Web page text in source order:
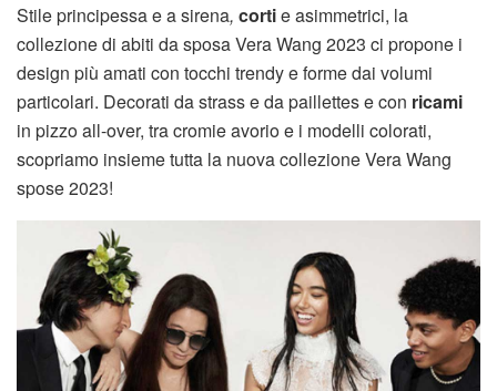
Stile principessa e a sirena, cortie asimmetrici, la
collezione di abiti da sposa Vera Wang 2023 ci propone i
design più amati con tocchi trendy e forme dai volumi
particolari. Decorati da strass e da paillettes e con ricami
in pizzo all-over, tra cromie avorio e i modelli colorati,
scopriamo insieme tutta la nuova collezione Vera Wang
spose 2023!